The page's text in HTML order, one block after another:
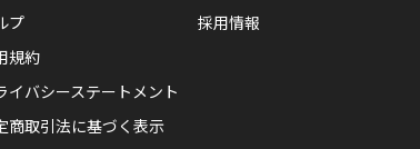
プ
規約
イバシーステートメント
商取引法に基づく表示
採用情報